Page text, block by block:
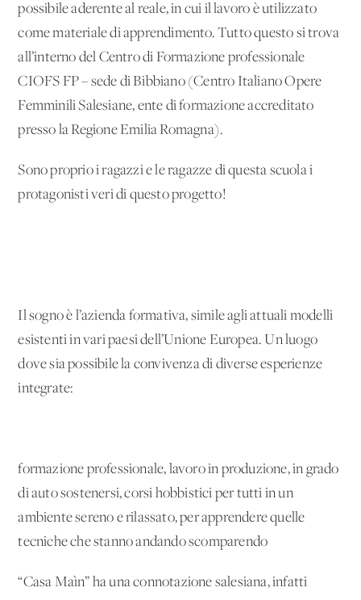
possibile aderente al reale, in cui il lavoro è utilizzato
come materiale di apprendimento. Tutto questo si trova
all’interno del Centro di Formazione professionale
CIOFS FP – sede di Bibbiano (Centro Italiano Opere
Femminili Salesiane, ente di formazione accreditato
presso la Regione Emilia Romagna).
Sono proprio i ragazzi e le ragazze di questa scuola i
protagonisti veri di questo progetto!
Il sogno è l’azienda formativa, simile agli attuali modelli
esistenti in vari paesi dell’Unione Europea. Un luogo
dove sia possibile la convivenza di diverse esperienze
integrate:
formazione professionale, lavoro in produzione, in grado
di auto sostenersi, corsi hobbistici per tutti in un
ambiente sereno e rilassato, per apprendere quelle
tecniche che stanno andando scomparendo
“Casa Maìn” ha una connotazione salesiana, infatti